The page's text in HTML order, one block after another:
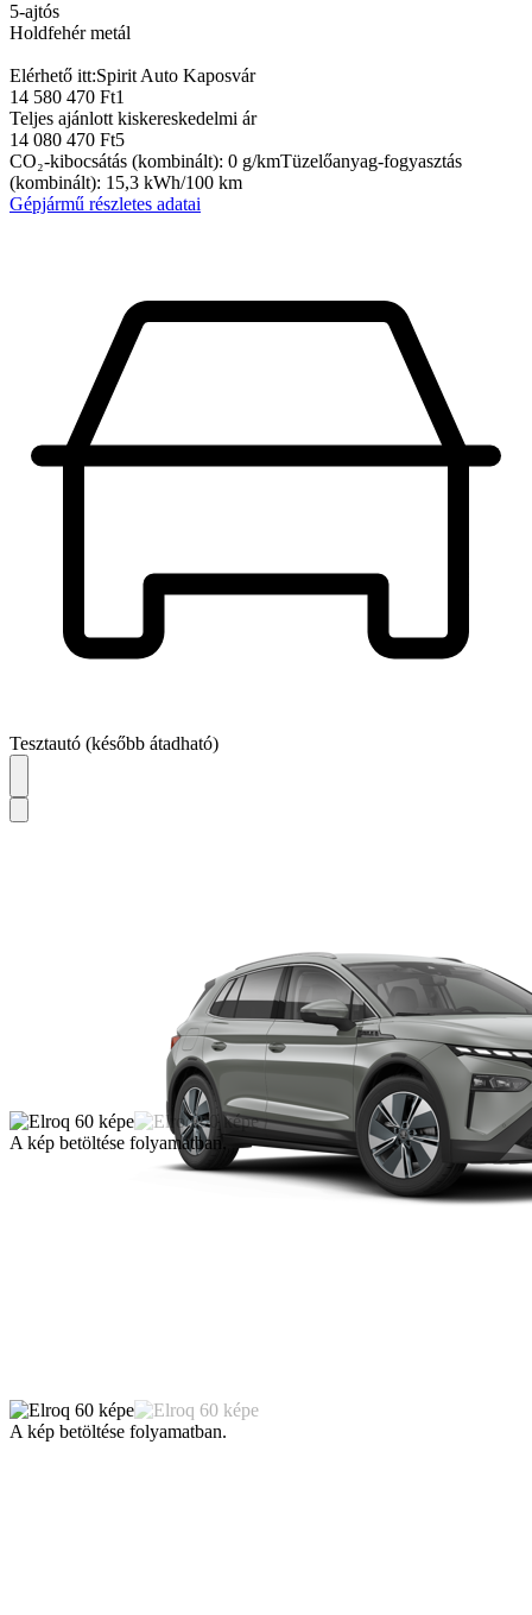
5-ajtós
Holdfehér metál
Elérhető itt:Spirit Auto Kaposvár
14 580 470 Ft1
Teljes ajánlott kiskereskedelmi ár
14 080 470 Ft5
CO₂-kibocsátás (kombinált): 0 g/kmTüzelőanyag-fogyasztás
(kombinált): 15,3 kWh/100 km
Gépjármű részletes adatai
Tesztautó (később átadható)
A kép betöltése folyamatban.
A kép betöltése folyamatban.